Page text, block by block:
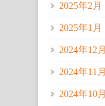
2025年2月
2025年1月
2024年12月
2024年11月
2024年10月